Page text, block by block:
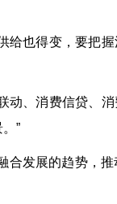
给也得变，要把
动、消费信贷、
”
合发展的趋势，推